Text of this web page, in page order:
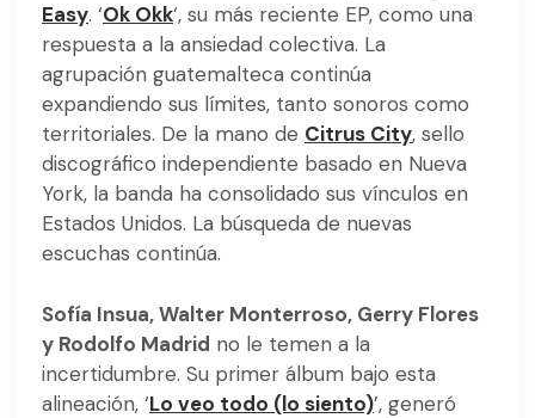
Easy. ‘Ok Okk‘, su más reciente EP, como una
respuesta a la ansiedad colectiva. La
agrupación guatemalteca continúa
expandiendo sus límites, tanto sonoros como
territoriales. De la mano de Citrus City, sello
discográfico independiente basado en Nueva
York, la banda ha consolidado sus vínculos en
Estados Unidos. La búsqueda de nuevas
escuchas continúa.
Sofía Insua, Walter Monterroso, Gerry Flores
y Rodolfo Madrid no le temen a la
incertidumbre. Su primer álbum bajo esta
alineación, ‘Lo veo todo (lo siento)’, generó